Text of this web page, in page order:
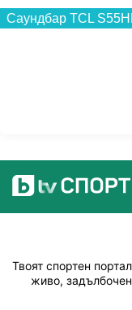
Саундбар TCL
Твоят спортен
живо,